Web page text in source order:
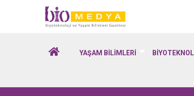
Biomedya -
YAŞAM BİLİMLERİ